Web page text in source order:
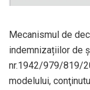
Mecanismul de
indemnizațiilor de
nr.1942/979/819/
modelului,